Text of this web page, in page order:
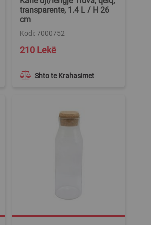
transparente, 1.4 L / H 26
cm
Kodi: 7000752
Shto te Krahasimet
210 Lekë